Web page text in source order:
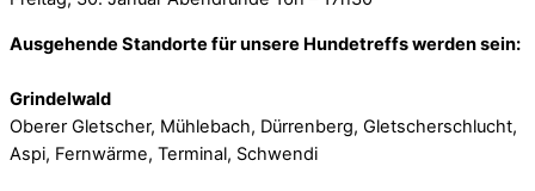
Ausgehende Standorte für unsere Hundetreffs werden sein:
Grindelwald
Oberer Gletscher, Mühlebach, Dürrenberg, Gletscherschlucht,
Aspi, Fernwärme, Terminal, Schwendi